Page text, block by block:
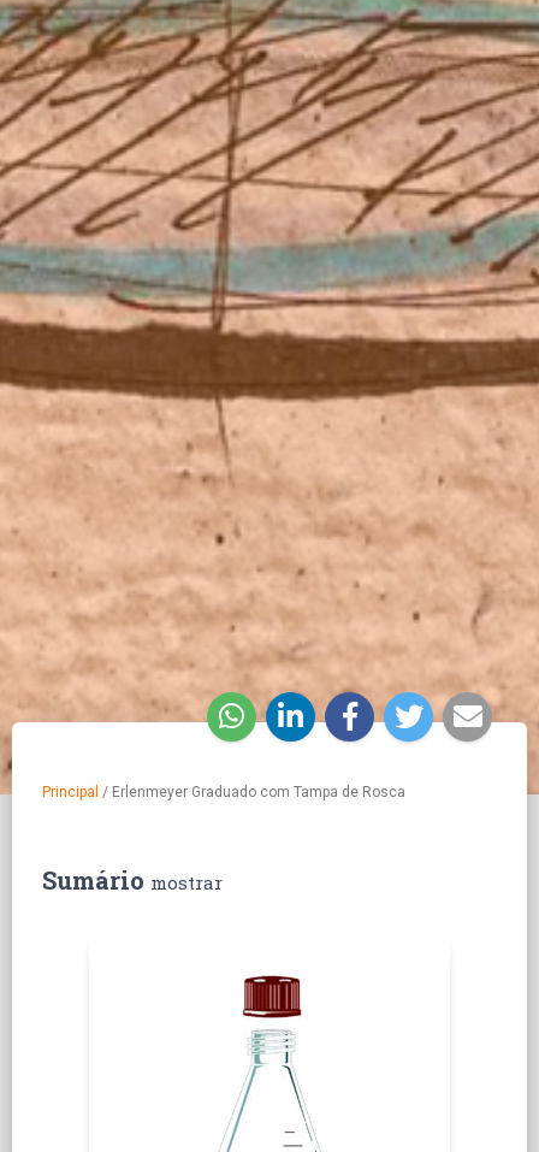
Principal / Erlenmeyer Graduado com Tampa de Rosca
Sumário mostrar